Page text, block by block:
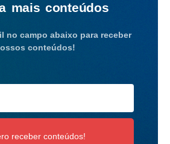
mais conteúdos
no campo abaixo para receber
conteúdos!
receber conteúdos!